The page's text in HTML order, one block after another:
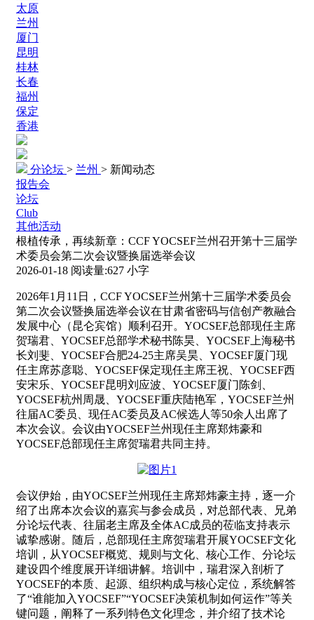
太原
兰州
厦门
昆明
桂林
长春
福州
保定
香港
分论坛 > 兰州 > 新闻动态
报告会
论坛
Club
其他活动
根植传承，再续新章：CCF YOCSEF兰州召开第十三届学
术委员会第二次会议暨换届选举会议
2026-01-18 阅读量:627 小字
2026年1月11日，CCF YOCSEF兰州第十三届学术委员会
第二次会议暨换届选举会议在甘肃省密码与信创产教融合
发展中心（昆仑宾馆）顺利召开。YOCSEF总部现任主席
贺瑞君、YOCSEF总部学术秘书陈昊、YOCSEF上海秘书
长刘斐、YOCSEF合肥24-25主席吴昊、YOCSEF厦门现
任主席苏彦聪、YOCSEF保定现任主席王祝、YOCSEF西
安宋乐、YOCSEF昆明刘应波、YOCSEF厦门陈剑、
YOCSEF杭州周晟、YOCSEF重庆陆艳军，YOCSEF兰州
往届AC委员、现任AC委员及AC候选人等50余人出席了
本次会议。会议由YOCSEF兰州现任主席郑炜豪和
YOCSEF总部现任主席贺瑞君共同主持。
会议伊始，由YOCSEF兰州现任主席郑炜豪主持，逐一介
绍了出席本次会议的嘉宾与参会成员，对总部代表、兄弟
分论坛代表、往届老主席及全体AC成员的莅临支持表示
诚挚感谢。随后，总部现任主席贺瑞君开展YOCSEF文化
培训，从YOCSEF概览、规则与文化、核心工作、分论坛
建设四个维度展开详细讲解。培训中，瑞君深入剖析了
YOCSEF的本质、起源、组织构成与核心定位，系统解答
了“谁能加入YOCSEF”“YOCSEF决策机制如何运作”等关
键问题，阐释了一系列特色文化理念，并介绍了技术论